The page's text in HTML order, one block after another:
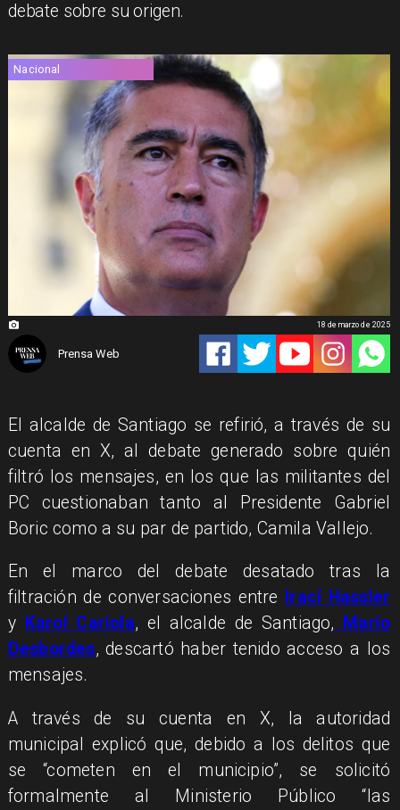
debate sobre su origen.
Nacional
Prensa Web
18 de marzo de 2025
El alcalde de Santiago se refirió, a través de su
cuenta en X, al debate generado sobre quién
filtró los mensajes, en los que las militantes del
PC cuestionaban tanto al Presidente Gabriel
Boric como a su par de partido, Camila Vallejo.
En el marco del debate desatado tras la
filtración de conversaciones entre
Irací Hassler
y Karol Cariola, el alcalde de Santiago, Mario
Desbordes, descartó haber tenido acceso a los
mensajes.
A través de su cuenta en X, la autoridad
municipal explicó que, debido a los delitos que
se “cometen en el municipio”, se solicitó
formalmente al Ministerio Público “las